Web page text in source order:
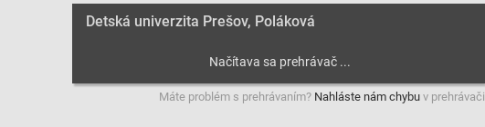
Detská univerzita Prešov, Poláková
Máte problém s prehrávaním? Nahláste nám chybu v